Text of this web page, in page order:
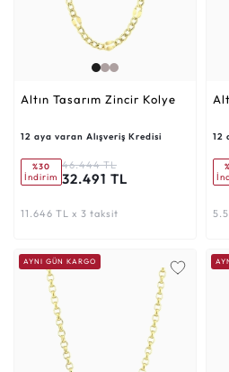
Altın Tasarım Zincir Kolye
12 aya varan Alışveriş Kredisi
%30
İndirim
46.444 TL
32.491 TL
11.646 TL x 3 taksit
12
AYNI GÜN KARGO